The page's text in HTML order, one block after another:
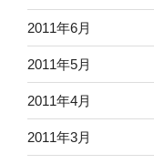
2011年6月
2011年5月
2011年4月
2011年3月